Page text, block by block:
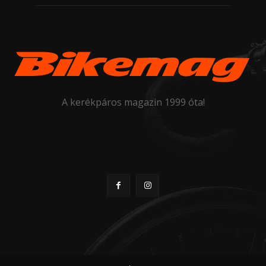
A kerékpáros magazin 1999 óta!